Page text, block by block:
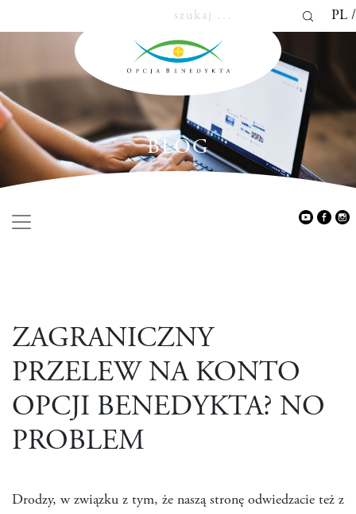
PL
BLOG
ZAGRANICZNY
PRZELEW NA KONTO
OPCJI BENEDYKTA? NO
PROBLEM
Drodzy, w związku z tym, że naszą stronę odwiedzacie też z